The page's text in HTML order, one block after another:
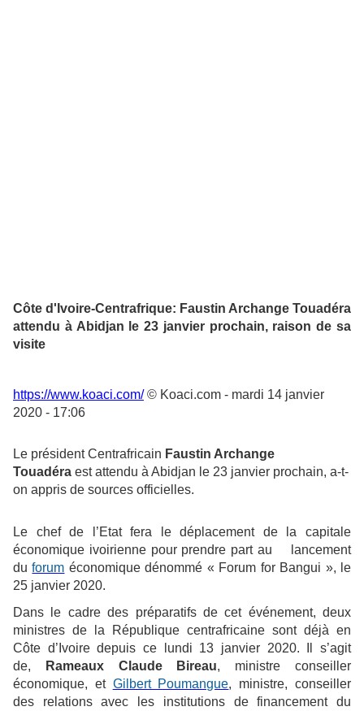
Côte d'Ivoire-Centrafrique: Faustin Archange Touadéra
attendu à Abidjan le 23 janvier prochain, raison de sa
visite
https://www.koaci.com/ © Koaci.com - mardi 14 janvier
2020 - 17:06
Le président Centrafricain Faustin Archange
Touadéra est attendu à Abidjan le 23 janvier prochain, a-t-
on appris de sources officielles.
Le chef de l’Etat fera le déplacement de la capitale
économique ivoirienne pour prendre part au lancement
duforum économique dénommé « Forum for Bangui », le
25 janvier 2020.
Dans le cadre des préparatifs de cet événement, deux
ministres de la République centrafricaine sont déjà en
Côte d’Ivoire depuis ce lundi 13 janvier 2020. Il s’agit
de,
Rameaux Claude Bireau, ministre conseiller
économique, et Gilbert Poumangue, ministre, conseiller
des relations avec les institutions de financement du